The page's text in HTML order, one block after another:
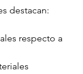
destacan:
respecto a